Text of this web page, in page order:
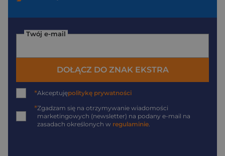
Twój e-mail
DOŁĄCZ DO ZNAK EKSTRA
*Akceptujępolitykę prywatności
*Zgadzam się na otrzymywanie wiadomości
marketingowych (newsletter) na podany e-mail na
zasadach określonych w regulaminie.